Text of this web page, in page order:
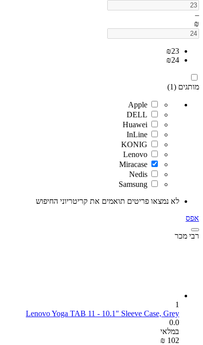
–
₪
₪23
₪24
מותגים (1)
Apple
DELL
Huawei
InLine
KONIG
Lenovo
Miracase
Nedis
Samsung
לא נמצאו פריטים תואמים את קריטריוני החיפוש
אפס
רבי מכר
1
Lenovo Yoga TAB 11 - 10.1" Sleeve Case, Grey
0.0
במלאי
₪ ‍102‍